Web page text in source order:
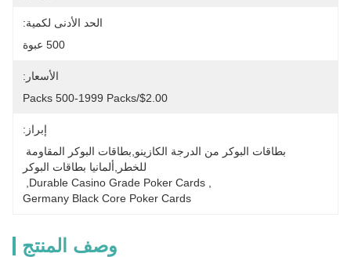
الحد الأدنى لكمية:
500 عبوة
الأسعار:
$2.00/packs 500-1999 Packs
إبراز:
للخطر,ألمانيا بطاقات البوكر
Durable Casino Grade Poker Cards
Germany Black Core Poker Cards
وصف المنتج